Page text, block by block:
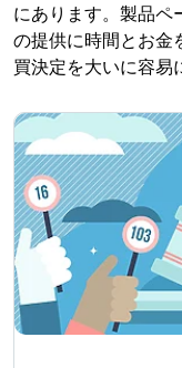
にあります。製品ペ
の提供に時間とお金
買決定を大いに容易